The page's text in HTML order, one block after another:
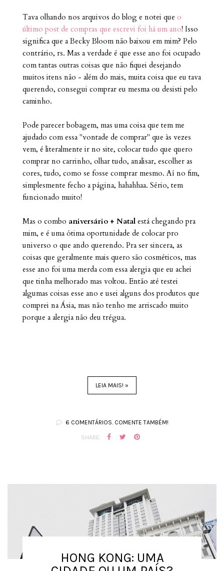
Tava olhando nos arquivos do blog e notei que o
último post de compras que escrevi foi há um ano! Isso
significa que a Becky Bloom não baixou em mim? Pelo
contrário, rs. Mas a verdade é que esse ano foi ocupado
com tantas outras coisas que não fiquei desejando
muitos itens não - além do mais, muita coisa que eu tava
querendo, consegui comprar eu mesma ou desisti pelo
caminho.
Pode parecer bobagem, mas uma coisa que tem me
ajudado com essa "vontade de comprar" que às vezes
vem, é literalmente ir no site, colocar tudo que quero
comprar no carrinho, olhar tudo, analisar, escolher as
cores, tudo, como se fosse comprar mesmo. Aí no fim,
simplesmente fecho a página, hahahhaa. Sério, tem
funcionado muito!
Mas o combo aniversário + Natal está chegando pra
mim, e é uma ótima oportunidade de colocar pro
universo o que ando querendo. Pra ser sincera, as
coisas que geralmente mais quero são cosméticos, mas
esse ano foi uma merda com essa alergia que eu achei
que tinha melhorado mas voltou. Então até testei
algumas coisas esse ano e usei alguns dos produtos que
comprei na Ásia, mas não tenho me arriscado muito
porque a alergia não deu trégua.
LEIA MAIS! »
6 COMENTÁRIOS. COMENTE TAMBÉM!
SHARE:
HONG KONG: UMA